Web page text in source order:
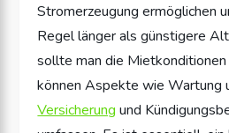
Stromerzeugung ermöglichen
Regel länger als günstigere
sollte man die
können Aspekte wie Wartung
Versicherung und